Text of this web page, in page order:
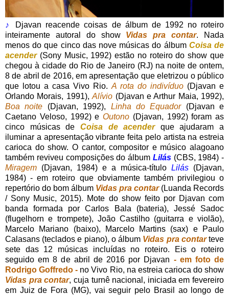
♪
Djavan reacende coisas de álbum de 1992 no roteiro
inteiramente autoral do show Vidas pra contar. Nada
menos do que cinco das nove músicas do álbum Coisa de
acender(Sony Music, 1992) estão no roteiro do show que
chegou à cidade do Rio de Janeiro (RJ) na noite de ontem,
8 de abril de 2016, em apresentação que eletrizou o público
que lotou a casa Vivo Rio. A rota do indivíduo (Djavan e
Orlando Morais, 1991),Alívio (Djavan e Arthur Maia, 1992),
Boa noite (Djavan, 1992), Linha do Equador(Djavan e
Caetano Veloso, 1992) e Outono (Djavan, 1992) foram as
cinco músicas de Coisa de acenderque ajudaram a
iluminar a apresentação vibrante feita pelo artista na estreia
carioca do show. O cantor, compositor e músico alagoano
também reviveu composições do álbum Lilás(CBS, 1984) -
Miragem (Djavan, 1984) e a música-título Lilás (Djavan,
1984) - em roteiro que obviamente também privilegiou o
repertório do bom álbum Vidas pra contar(Luanda Records
/ Sony Music, 2015). Mote do show feito por Djavan com
banda formada por Carlos Bala (bateria), Jessé Sadoc
(flugelhorn e trompete), João Castilho (guitarra e violão),
Marcelo Mariano (baixo), Marcelo Martins (sax) e Paulo
Calasans (teclados e piano), o álbum Vidas pra contarteve
sete das 12 músicas incluídas no roteiro. Eis o roteiro
seguido em 8 de abril de 2016 por Djavan - em foto de
Rodrigo Goffredo - no Vivo Rio, na estreia carioca do show
Vidas pra contar, cuja turnê nacional, iniciada em fevereiro
em Juiz de Fora (MG), vai seguir pelo Brasil ao longo de